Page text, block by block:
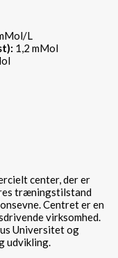
L
1,2 mMol
center, der er
træningstilstand
Centret er en
virksomhed.
Universitet og
udvikling.